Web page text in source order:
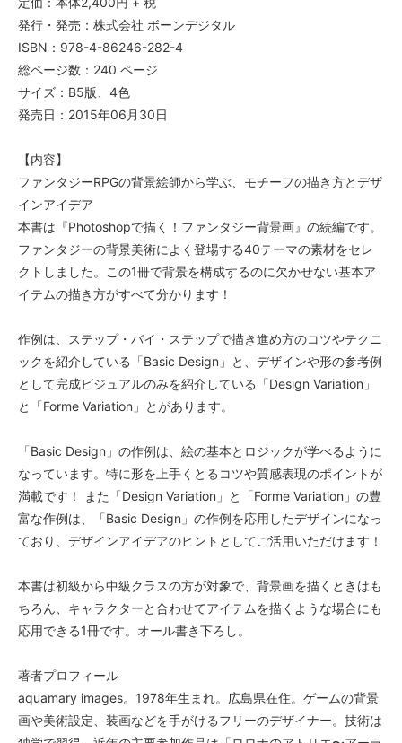
発行・発売：株式会社 ボーンデジタル
ISBN：978-4-86246-282-4
総ページ数：240 ページ
サイズ：B5版、4色
発売日：2015年06月30日
【内容】
ファンタジーRPGの背景絵師から学ぶ、モチーフの描き方とデザ
インアイデア
本書は『Photoshopで描く！ファンタジー背景画』の続編です。
ファンタジーの背景美術によく登場する40テーマの素材をセレ
クトしました。この1冊で背景を構成するのに欠かせない基本ア
イテムの描き方がすべて分かります！
作例は、ステップ・バイ・ステップで描き進め方のコツやテクニ
ックを紹介している「Basic Design」と、デザインや形の参考例
として完成ビジュアルのみを紹介している「Design Variation」
と「Forme Variation」とがあります。
「Basic Design」の作例は、絵の基本とロジックが学べるように
なっています。特に形を上手くとるコツや質感表現のポイントが
満載です！ また「Design Variation」と「Forme Variation」の豊
富な作例は、「Basic Design」の作例を応用したデザインになっ
ており、デザインアイデアのヒントとしてご活用いただけます！
本書は初級から中級クラスの方が対象で、背景画を描くときはも
ちろん、キャラクターと合わせてアイテムを描くような場合にも
応用できる1冊です。オール書き下ろし。
著者プロフィール
aquamary images。1978年生まれ。広島県在住。ゲームの背景
画や美術設定、装画などを手がけるフリーのデザイナー。技術は